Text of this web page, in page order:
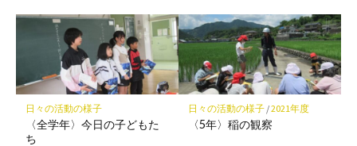
日々の活動の様子
〈全学年〉今日の子どもた
ち
日々の活動の様子/2021年度
〈5年〉稲の観察